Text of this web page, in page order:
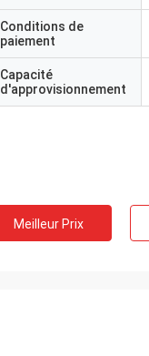
Conditions de
paiement
Capacité
d'approvisionnement
Meilleur Prix